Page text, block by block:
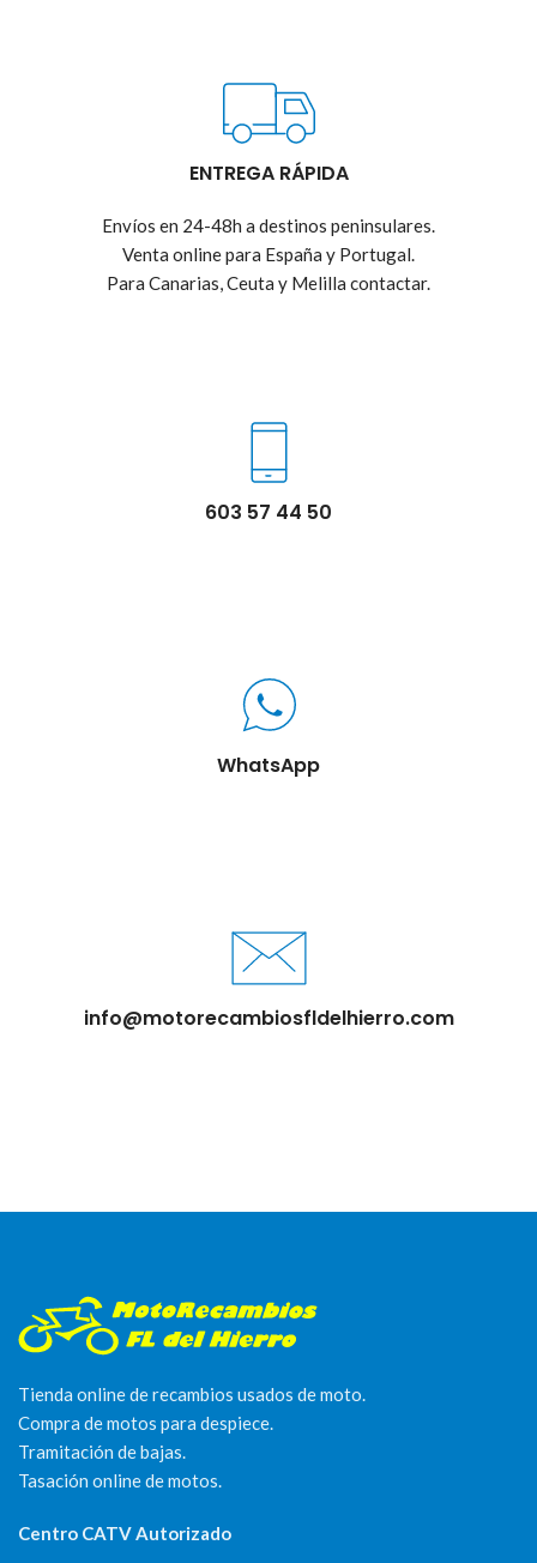
ENTREGA RÁPIDA
Envíos en 24-48h a destinos peninsulares.
Venta online para España y Portugal.
Para Canarias, Ceuta y Melilla contactar.
603 57 44 50
WhatsApp
info@motorecambiosfldelhierro.com
Tienda online de recambios usados de moto.
Compra de motos para despiece.
Tramitación de bajas.
Tasación online de motos.
Centro CATV Autorizado